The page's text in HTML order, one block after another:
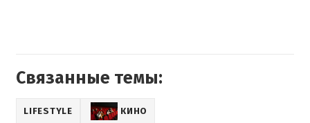
Связанные темы:
LIFESTYLE КИНО